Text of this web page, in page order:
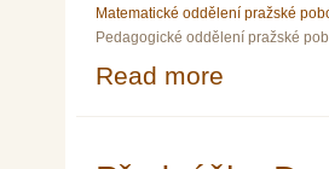
Matematické oddělení pražské
Pedagogické oddělení pražské
Read more